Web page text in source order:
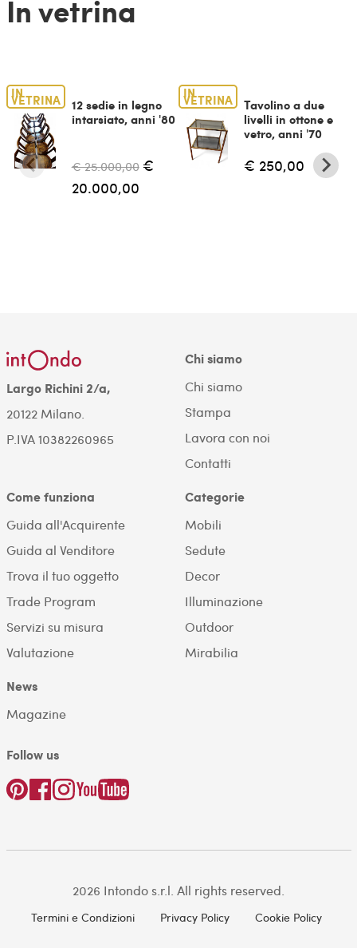
In vetrina
IN
VETRINA
12 sedie in legno
intarsiato, anni '80
€ 25.000,00 €
20.000,00
IN
VETRINA
Tavolino a due
livelli in ottone e
vetro, anni '70
€ 250,00
Largo Richini 2/a,
20122 Milano.
P.IVA 10382260965
Chi siamo
Chi siamo
Stampa
Lavora con noi
Contatti
Come funziona
Guida all'Acquirente
Guida al Venditore
Trova il tuo oggetto
Trade Program
Servizi su misura
Valutazione
Categorie
Mobili
Sedute
Decor
Illuminazione
Outdoor
Mirabilia
News
Magazine
Follow us
2026 Intondo s.r.l. All rights reserved.
Termini e Condizioni Privacy Policy Cookie Policy